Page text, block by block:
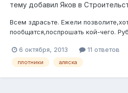
тему добавил Яков в
Всем здрасьте. Ежели
пообщатся,поспрошать кой-чего.
таежной деревне(Galena
центральной Аляске,то бишь
6 октября, 2013 11 ответов
плотники аляска